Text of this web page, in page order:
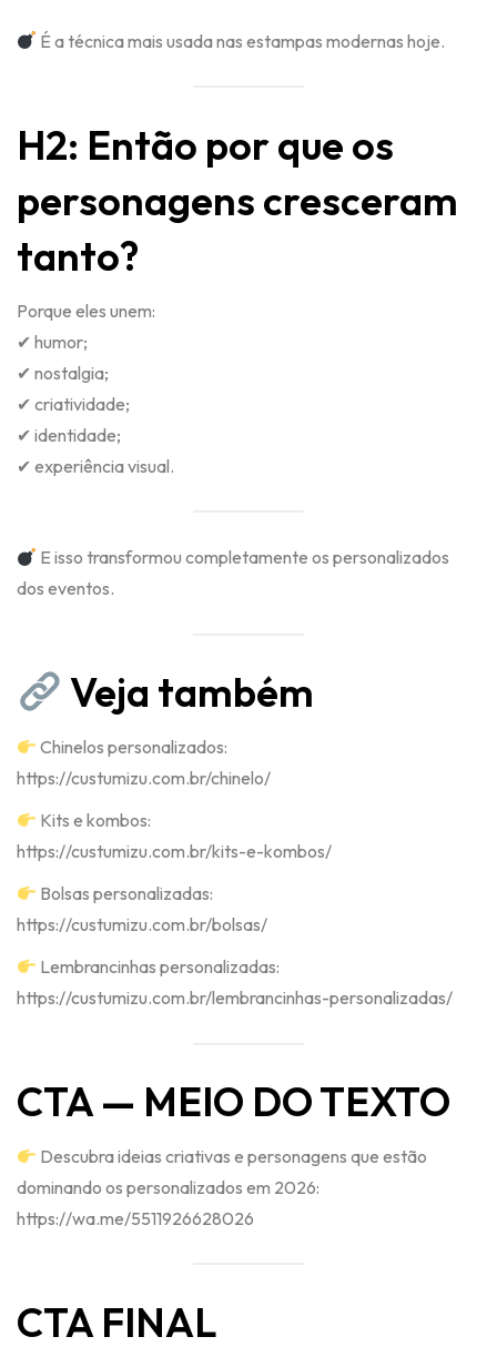
É a técnica mais usada nas estampas modernas hoje.
H2: Então por que os
personagens cresceram
tanto?
Porque eles unem:
✔ humor;
✔ nostalgia;
✔ criatividade;
✔ identidade;
✔ experiência visual.
E isso transformou completamente os personalizados
dos eventos.
Veja também
Chinelos personalizados:
https://custumizu.com.br/chinelo/
Kits e kombos:
https://custumizu.com.br/kits-e-kombos/
Bolsas personalizadas:
https://custumizu.com.br/bolsas/
Lembrancinhas personalizadas:
https://custumizu.com.br/lembrancinhas-personalizadas/
CTA — MEIO DO TEXTO
Descubra ideias criativas e personagens que estão
dominando os personalizados em 2026:
https://wa.me/5511926628026
CTA FINAL